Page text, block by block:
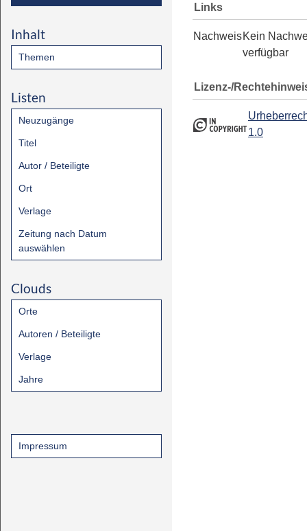
Inhalt
Themen
Listen
Neuzugänge
Titel
Autor / Beteiligte
Ort
Verlage
Zeitung nach Datum
auswählen
Clouds
Orte
Autoren / Beteiligte
Verlage
Jahre
Impressum
Links
NachweisKein
verfügbar
Lizenz-/
1.0